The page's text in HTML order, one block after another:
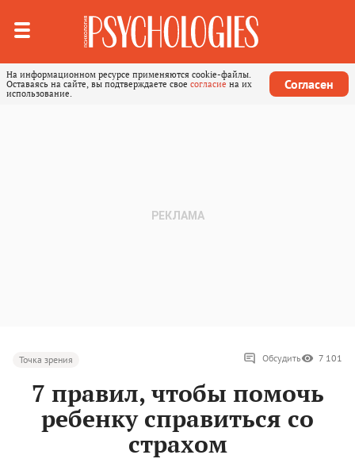
На информационном ресурсе применяются cookie-файлы.
Оставаясь на сайте, вы подтверждаете свое согласие на их
использование.
Согласен
Точка зрения Обсудить 7 101
7 правил, чтобы помочь
ребенку справиться со
страхом